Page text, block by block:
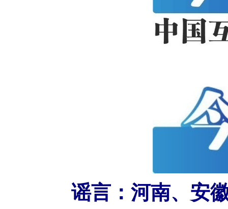
谣言：河南、安